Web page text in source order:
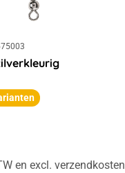
en excl. verzendkosten